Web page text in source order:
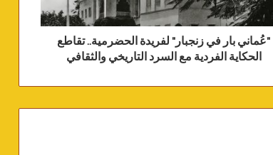
"عُماني بار في زنجبار" لفريدة الحضرمية.. تقاطع
الحكاية الفردية مع السرد التاريخي والثقافي